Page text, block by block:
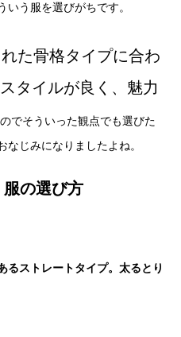
う服を選びがちです。
た骨格タイプに合わ
タイルが良く、魅力
のでそういった観点でも選びた
なじみになりましたよね。
の選び方
るストレートタイプ。太るとり